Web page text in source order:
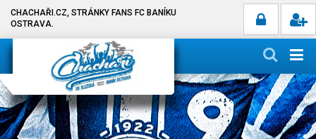
CHACHAŘI.CZ, STRÁNKY FANS FC BANÍKU
OSTRAVA.